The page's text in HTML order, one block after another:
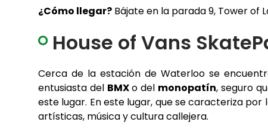
¿Cómo llegar? Bájate en la parada 9, Tower of
House of Vans
Cerca de la estación de Waterloo se
entusiasta del BMXo del monopatín, seguro
este lugar. En este lugar, que se caracteriza
artísticas, música y cultura callejera.